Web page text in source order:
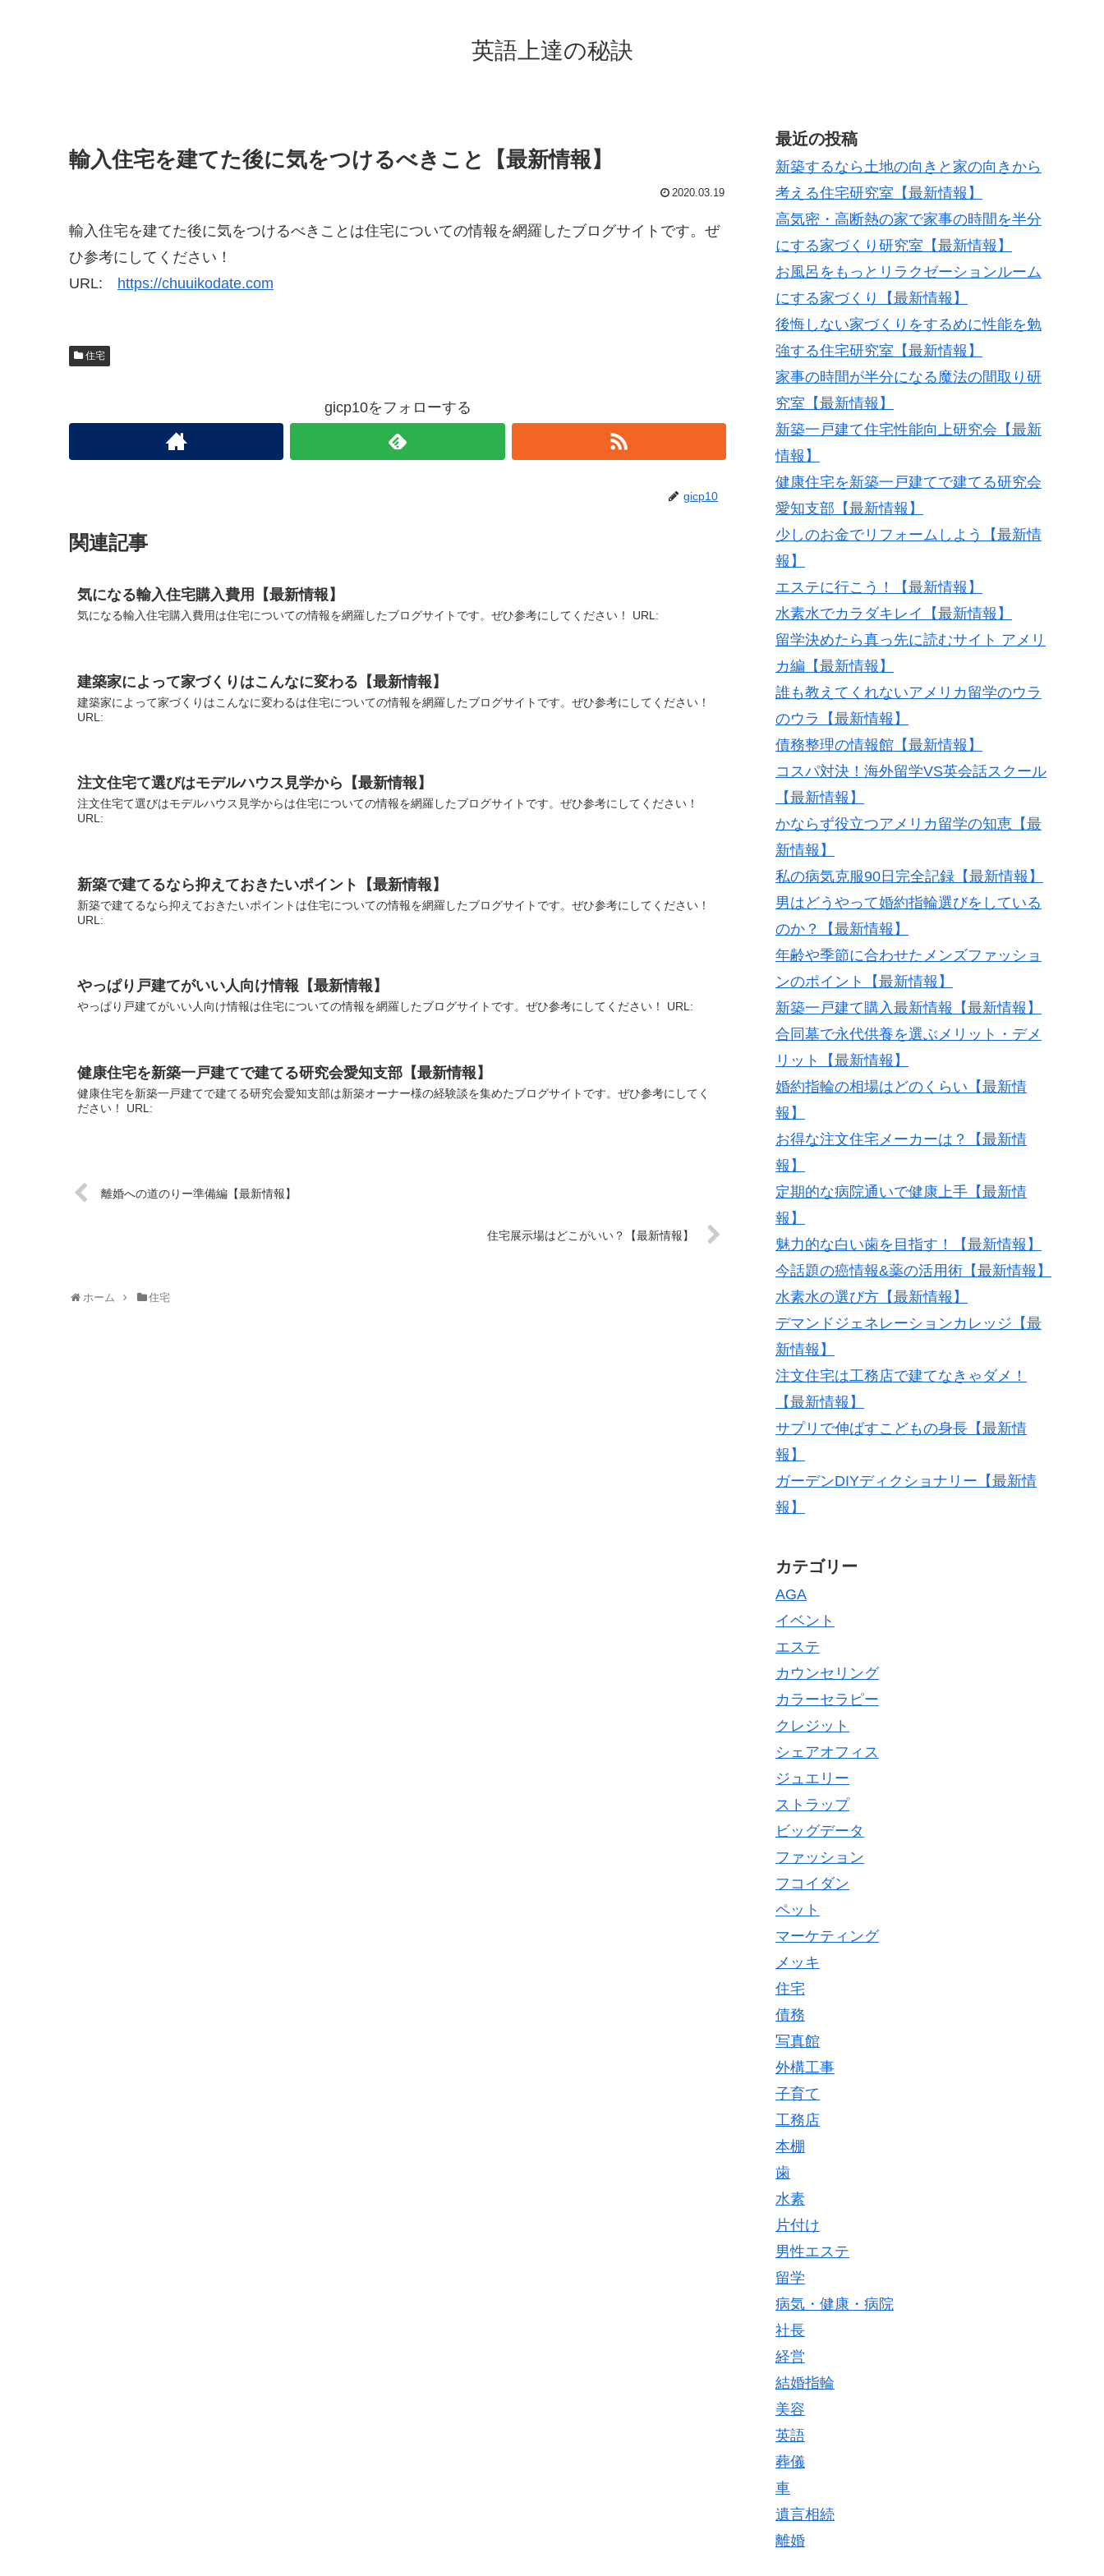
英語上達の秘訣
輸入住宅を建てた後に気をつけるべきこと【最新情報】
2020.03.19
輸入住宅を建てた後に気をつけるべきことは住宅についての情報を網羅したブログサイトです。ぜ
ひ参考にしてください！
URL: https://chuuikodate.com
住宅
gicp10をフォローする
gicp10
関連記事
気になる輸入住宅購入費用【最新情報】
気になる輸入住宅購入費用は住宅についての情報を網羅したブログサイトです。ぜひ参考にしてください！ URL:
建築家によって家づくりはこんなに変わる【最新情報】
建築家によって家づくりはこんなに変わるは住宅についての情報を網羅したブログサイトです。ぜひ参考にしてください！
URL:
注文住宅て選びはモデルハウス見学から【最新情報】
注文住宅て選びはモデルハウス見学からは住宅についての情報を網羅したブログサイトです。ぜひ参考にしてください！
URL:
新築で建てるなら抑えておきたいポイント【最新情報】
新築で建てるなら抑えておきたいポイントは住宅についての情報を網羅したブログサイトです。ぜひ参考にしてください！
URL:
やっぱり戸建てがいい人向け情報【最新情報】
やっぱり戸建てがいい人向け情報は住宅についての情報を網羅したブログサイトです。ぜひ参考にしてください！ URL:
健康住宅を新築一戸建てで建てる研究会愛知支部【最新情報】
健康住宅を新築一戸建てで建てる研究会愛知支部は新築オーナー様の経験談を集めたブログサイトです。ぜひ参考にしてく
ださい！ URL:
離婚への道のりー準備編【最新情報】
住宅展示場はどこがいい？【最新情報】
ホーム 住宅
最近の投稿
新築するなら土地の向きと家の向きから
考える住宅研究室【最新情報】
高気密・高断熱の家で家事の時間を半分
にする家づくり研究室【最新情報】
お風呂をもっとリラクゼーションルーム
にする家づくり【最新情報】
後悔しない家づくりをするめに性能を勉
強する住宅研究室【最新情報】
家事の時間が半分になる魔法の間取り研
究室【最新情報】
新築一戸建て住宅性能向上研究会【最新
情報】
健康住宅を新築一戸建てで建てる研究会
愛知支部【最新情報】
少しのお金でリフォームしよう【最新情
報】
エステに行こう！【最新情報】
水素水でカラダキレイ【最新情報】
留学決めたら真っ先に読むサイト アメリ
カ編【最新情報】
誰も教えてくれないアメリカ留学のウラ
のウラ【最新情報】
債務整理の情報館【最新情報】
コスパ対決！海外留学VS英会話スクール
【最新情報】
かならず役立つアメリカ留学の知恵【最
新情報】
私の病気克服90日完全記録【最新情報】
男はどうやって婚約指輪選びをしている
のか？【最新情報】
年齢や季節に合わせたメンズファッショ
ンのポイント【最新情報】
新築一戸建て購入最新情報【最新情報】
合同墓で永代供養を選ぶメリット・デメ
リット【最新情報】
婚約指輪の相場はどのくらい【最新情
報】
お得な注文住宅メーカーは？【最新情
報】
定期的な病院通いで健康上手【最新情
報】
魅力的な白い歯を目指す！【最新情報】
今話題の癌情報&薬の活用術【最新情報】
水素水の選び方【最新情報】
デマンドジェネレーションカレッジ【最
新情報】
注文住宅は工務店で建てなきゃダメ！
【最新情報】
サプリで伸ばすこどもの身長【最新情
報】
ガーデンDIYディクショナリー【最新情
報】
カテゴリー
AGA
イベント
エステ
カウンセリング
カラーセラピー
クレジット
シェアオフィス
ジュエリー
ストラップ
ビッグデータ
ファッション
フコイダン
ペット
マーケティング
メッキ
住宅
債務
写真館
外構工事
子育て
工務店
本棚
歯
水素
片付け
男性エステ
留学
病気・健康・病院
社長
経営
結婚指輪
美容
英語
葬儀
車
遺言相続
離婚